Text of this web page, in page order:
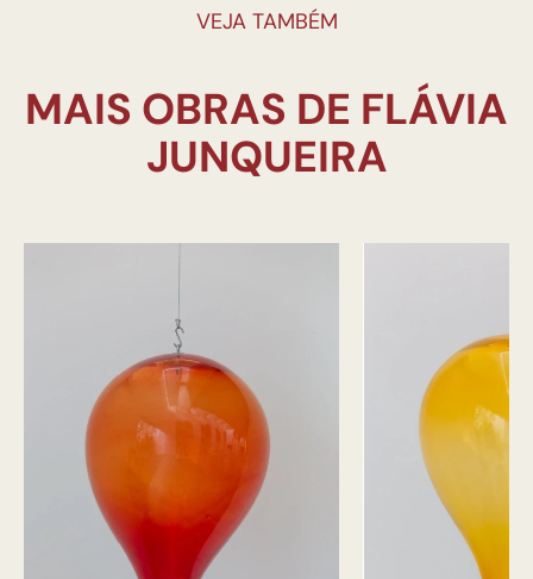
VEJA TAMBÉM
MAIS OBRAS DE FLÁVIA